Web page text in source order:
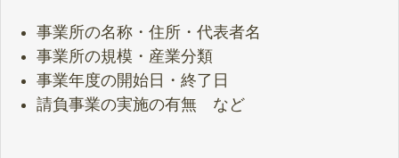
事業所の名称・住所・代表者名
事業所の規模・産業分類
事業年度の開始日・終了日
請負事業の実施の有無 など